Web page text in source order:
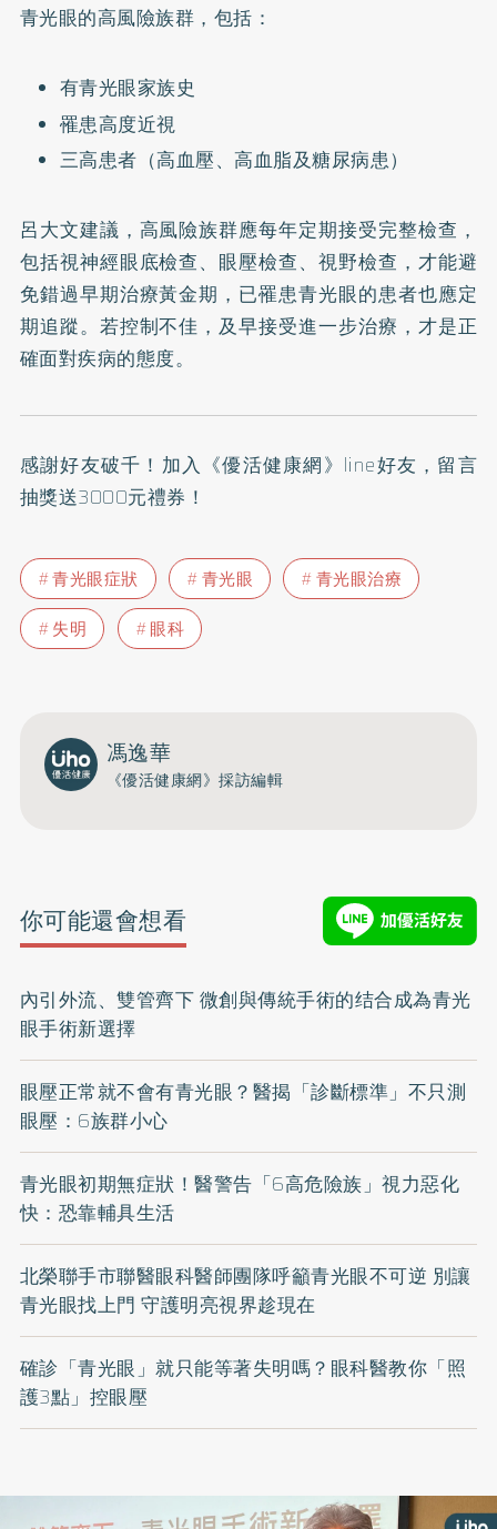
青光眼的高風險族群，包括：
有青光眼家族史
罹患高度近視
三高患者（高血壓、高血脂及糖尿病患）
呂大文建議，高風險族群應每年定期接受完整檢查，
包括視神經眼底檢查、眼壓檢查、視野檢查，才能避
免錯過早期治療黃金期，已罹患青光眼的患者也應定
期追蹤。若控制不佳，及早接受進一步治療，才是正
確面對疾病的態度。
感謝好友破千！加入 《優活健康網》line好友 ，留言
抽獎送3000元禮券！
青光眼症狀 青光眼
青光眼治療
失明
眼科
馮逸華
《優活健康網》採訪編輯
你可能還會想看
內引外流、雙管齊下 微創與傳統手術的结合成為青光
眼手術新選擇
眼壓正常就不會有青光眼？醫揭「診斷標準」不只測
眼壓：6族群小心
青光眼初期無症狀！醫警告「6高危險族」視力惡化
快：恐靠輔具生活
北榮聯手市聯醫眼科醫師團隊呼籲青光眼不可逆 別讓
青光眼找上門 守護明亮視界趁現在
確診「青光眼」就只能等著失明嗎？眼科醫教你「照
護3點」控眼壓